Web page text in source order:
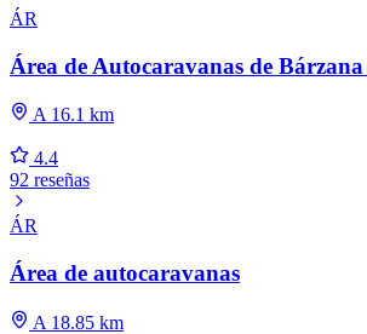
ÁR
Área de Autocaravanas de
A 16.1 km
4.4
92 reseñas
ÁR
Área de autocaravanas
A 18.85 km